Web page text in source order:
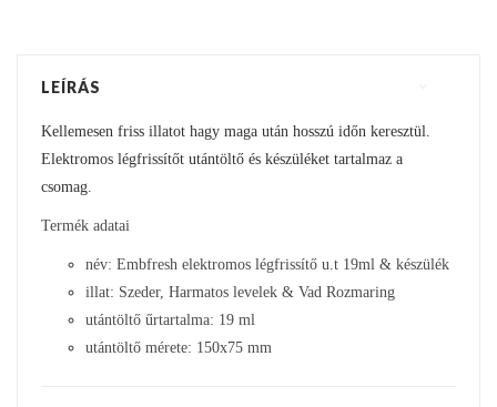
LEÍRÁS
Kellemesen friss illatot hagy maga után hosszú időn keresztül.
Elektromos légfrissítőt utántöltő és készüléket tartalmaz a
csomag.
Termék adatai
név: Embfresh elektromos légfrissítő u.t 19ml & készülék
illat: Szeder, Harmatos levelek & Vad Rozmaring
utántöltő űrtartalma: 19 ml
utántöltő mérete: 150x75 mm